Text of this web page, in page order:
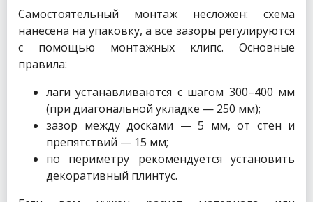
Самостоятельный монтаж несложен: схема
нанесена на упаковку, а все зазоры регулируются
с помощью монтажных клипс. Основные
правила:
лаги устанавливаются с шагом 300–400 мм
(при диагональной укладке — 250 мм);
зазор между досками — 5 мм, от стен и
препятствий — 15 мм;
по периметру рекомендуется установить
декоративный плинтус.